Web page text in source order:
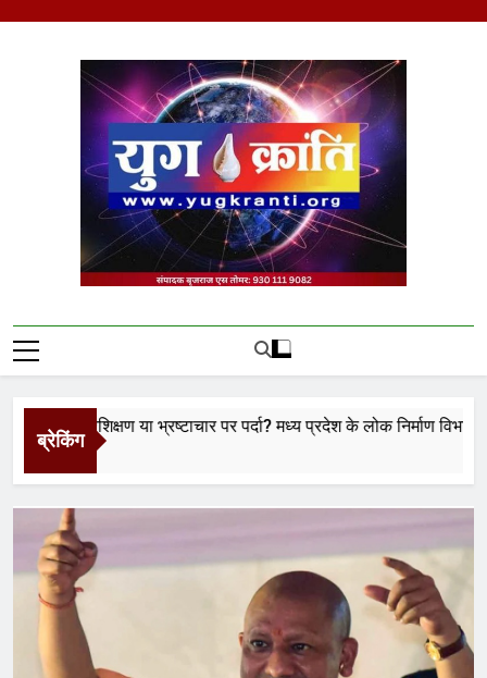
Yug Kranti | Trusted
News Portal
ब्रेकिंग
प्रशिक्षण या भ्रष्टाचार पर पर्दा? मध्य प्रदेश के लोक निर्माण विभाग पर उठे